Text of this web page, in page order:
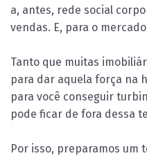
a, antes, rede social
vendas. E, para o
Tanto que muitas
para dar aquela força na
para você conseguir
pode ficar de fora dessa
Por isso, preparamos um